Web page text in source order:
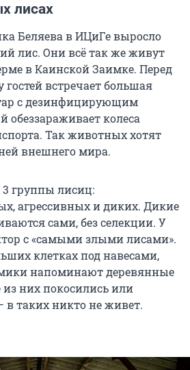
лисах
Беляева в ИЦиГе выросло
лис. Они всё так же живут
в Каинской Заимке. Перед
встречает большая
с дезинфицирующим
обеззараживает колеса
Так животных хотят
внешнего мира.
3 группы лисиц:
агрессивных и диких. Дикие
сами, без селекции. У
с «самыми злыми лисами».
клетках под навесами,
напоминают деревянные
них покосились или
в таких никто не живет.